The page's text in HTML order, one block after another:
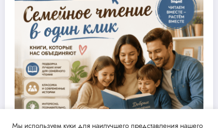
Мы используем куки для наилучшего представления нашего